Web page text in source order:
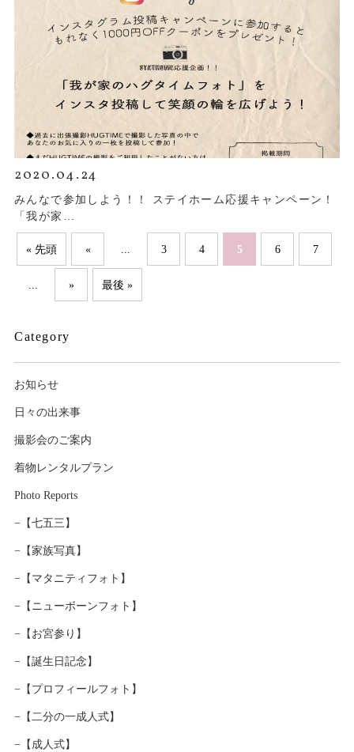
2020.04.24
みんなで参加しよう！！ ステイホーム応援キャンペーン！
「我が家…
« 先頭 « ... 3 4 5 6 7
» 最後 »
Category
お知らせ
日々の出来事
撮影会のご案内
着物レンタルプラン
Photo Reports
−【七五三】
−【家族写真】
−【マタニティフォト】
−【ニューボーンフォト】
−【お宮参り】
−【誕生日記念】
−【プロフィールフォト】
−【二分の一成人式】
−【成人式】